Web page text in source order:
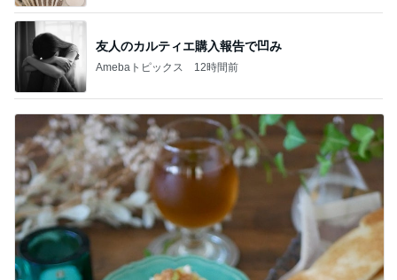
友人のカルティエ購入報告で凹み
Amebaトピックス 12時間前